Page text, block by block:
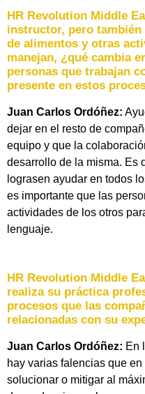
HR Revolution Middle
instructor, pero
de alimentos y otras
manejan, ¿qué cambia
personas que trabajan
presente en estos
Juan Carlos Ordóñez:
dejar en el resto de
equipo y que la
desarrollo de la misma. Es
lograsen ayudar en todos
es importante que las
actividades de los otros
lenguaje.
HR Revolution Middle
realiza su práctica
procesos que las
relacionadas con su
Juan Carlos Ordóñez: En
hay varias falencias que
solucionar o mitigar al